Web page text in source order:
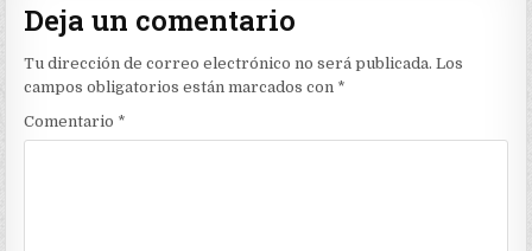
Deja un comentario
Tu dirección de correo electrónico no será publicada. Los
campos obligatorios están marcados con *
Comentario *